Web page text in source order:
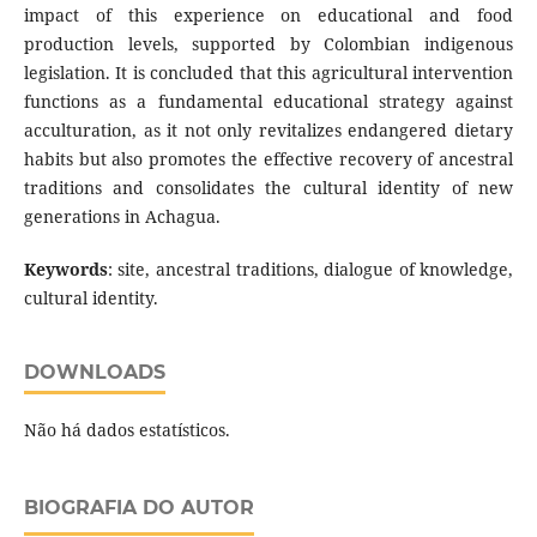
impact of this experience on educational and food
production levels, supported by Colombian indigenous
legislation. It is concluded that this agricultural intervention
functions as a fundamental educational strategy against
acculturation, as it not only revitalizes endangered dietary
habits but also promotes the effective recovery of ancestral
traditions and consolidates the cultural identity of new
generations in Achagua.
Keywords: site, ancestral traditions, dialogue of knowledge,
cultural identity.
DOWNLOADS
Não há dados estatísticos.
BIOGRAFIA DO AUTOR